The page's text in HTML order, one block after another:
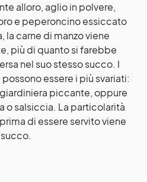
alloro, aglio in polvere,
e peperoncino essiccato
la carne di manzo viene
più di quanto si farebbe
nel suo stesso succo. I
essere i più svariati:
piccante, oppure
o salsiccia. La particolarità
di essere servito viene